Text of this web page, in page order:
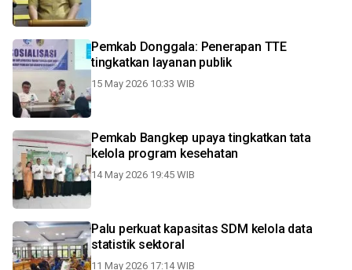
Pemkab Donggala: Penerapan TTE
tingkatkan layanan publik
15 May 2026 10:33 WIB
Pemkab Bangkep upaya tingkatkan tata
kelola program kesehatan
14 May 2026 19:45 WIB
Palu perkuat kapasitas SDM kelola data
statistik sektoral
11 May 2026 17:14 WIB